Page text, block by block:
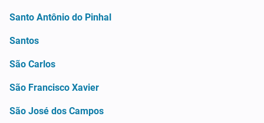
Santo Antônio do Pinhal
Santos
São Carlos
São Francisco Xavier
São José dos Campos